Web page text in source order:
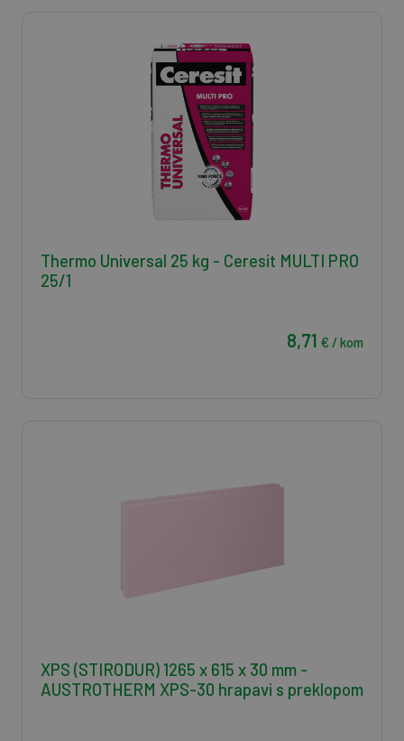
Thermo Universal 25 kg - Ceresit MULTI PRO
25/1
8,71 € / kom
XPS (STIRODUR) 1265 x 615 x 30 mm -
AUSTROTHERM XPS-30 hrapavi s preklopom